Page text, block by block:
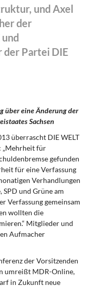
und Axel
der
Partei DIE
über eine Änderung der
Sachsen
überrascht DIE WELT
„Mehrheit für
gefunden
für eine Verfassung
Verhandlungen
und Grüne am
Verfassung gemeinsam
wollten die
Mitglieder und
Aufmacher
der Vorsitzenden
umreißt MDR-Online,
in Zukunft neue